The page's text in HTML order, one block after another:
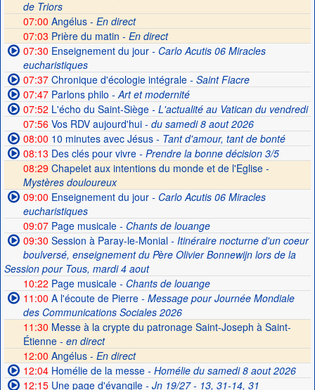
de Triors
07:00 Angélus - En direct
07:03 Prière du matin - En direct
07:30 Enseignement du jour- Carlo Acutis 06 Miracles
eucharistiques
07:37Chronique d'écologie intégrale- Saint Fiacre
07:47Parlons philo - Art et modernité
07:52 L'écho du Saint-Siège- L'actualité au Vatican du vendredi
07:56Vos RDV aujourd'hui- du samedi 8 aout 2026
08:00 10 minutes avec Jésus- Tant d'amour, tant de bonté
08:13 Des clés pour vivre- Prendre la bonne décision 3/5
08:29 Chapelet aux intentions du monde et de l'Eglise -
Mystères douloureux
09:00 Enseignement du jour- Carlo Acutis 06 Miracles
eucharistiques
09:07Page musicale- Chants de louange
09:30 Session à Paray-le-Monial- Itinéraire nocturne d'un coeur
boulversé, enseignement du Père Olivier Bonnewijn lors de la
Session pour Tous, mardi 4 aout
10:22 Page musicale- Chants de louange
11:00 A l'écoute de Pierre- Message pour Journée Mondiale
des Communications Sociales 2026
11:30 Messe à la crypte du patronage Saint-Joseph à Saint-
Étienne - en direct
12:00 Angélus - En direct
12:04Homélie de la messe- Homélie du samedi 8 aout 2026
12:15Une page d'évangile- Jn 19/27 - 13, 31-14, 31